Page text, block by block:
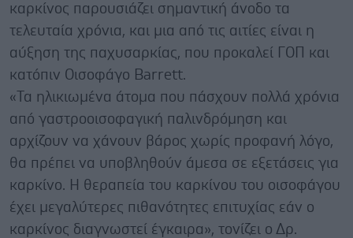
καρκίνος παρουσιάζει σημαντική άνοδο τα
τελευταία χρόνια, και μια από τις αιτίες είναι η
αύξηση της παχυσαρκίας, που προκαλεί ΓΟΠ και
κατόπιν Οισοφάγο Barrett.
«Τα ηλικιωμένα άτομα που πάσχουν πολλά χρόνια
από γαστροοισοφαγική παλινδρόμηση και
αρχίζουν να χάνουν βάρος χωρίς προφανή λόγο,
θα πρέπει να υποβληθούν άμεσα σε εξετάσεις για
καρκίνο. Η θεραπεία του καρκίνου του οισοφάγου
έχει μεγαλύτερες πιθανότητες επιτυχίας εάν ο
καρκίνος διαγνωστεί έγκαιρα», τονίζει ο Δρ.